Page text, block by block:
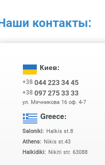
контакты:
Киев:
+38 044 223 34 45
+38 097 275 33 33
ул. Мечникова 16 оф. 4-7
Greece:
Saloniki: Halkis st.8
Athens: Nikis st.43
Halkidiki: Nikiti str. 63088